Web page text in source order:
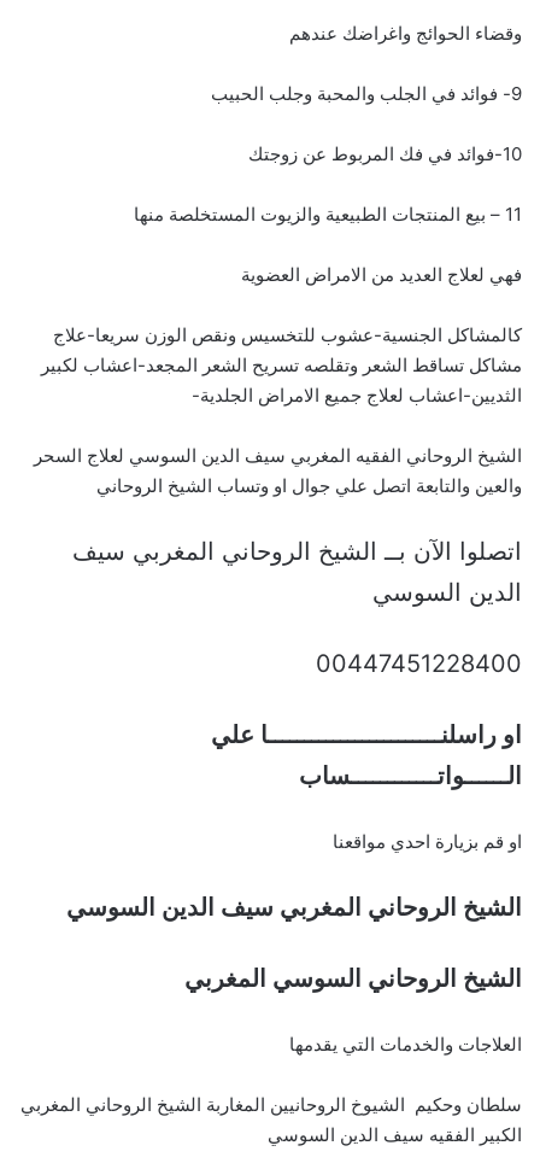
وقضاء الحوائج واغراضك عندهم
9- فوائد في الجلب والمحبة وجلب الحبيب
10-فوائد في فك المربوط عن زوجتك
11 – بيع المنتجات الطبيعية والزيوت المستخلصة منها
فهي لعلاج العديد من الامراض العضوية
كالمشاكل الجنسية-عشوب للتخسيس ونقص الوزن سريعا-علاج
مشاكل تساقط الشعر وتقلصه تسريح الشعر المجعد-اعشاب لكبير
الثديين-اعشاب لعلاج جميع الامراض الجلدية-
الشيخ الروحاني الفقيه المغربي سيف الدين السوسي لعلاج السحر
والعين والتابعة اتصل علي جوال او وتساب الشيخ الروحاني
اتصلوا الآن بــ الشيخ الروحاني المغربي سيف
الدين السوسي
00447451228400
او راسلنــــــــــــــــــــــــا علي
الــــــواتــــــــــــساب
او قم بزيارة احدي مواقعنا
الشيخ الروحاني المغربي سيف الدين السوسي
الشيخ الروحاني السوسي المغربي
العلاجات والخدمات التي يقدمها
سلطان وحكيم الشيوخ الروحانيين المغاربة الشيخ الروحاني المغربي
الكبير الفقيه سيف الدين السوسي